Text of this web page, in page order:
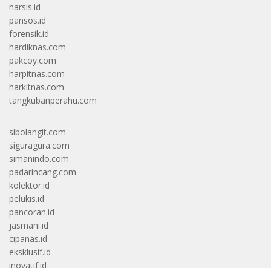
narsis.id
pansos.id
forensik.id
hardiknas.com
pakcoy.com
harpitnas.com
harkitnas.com
tangkubanperahu.com
sibolangit.com
siguragura.com
simanindo.com
padarincang.com
kolektor.id
pelukis.id
pancoran.id
jasmani.id
cipanas.id
eksklusif.id
inovatif.id